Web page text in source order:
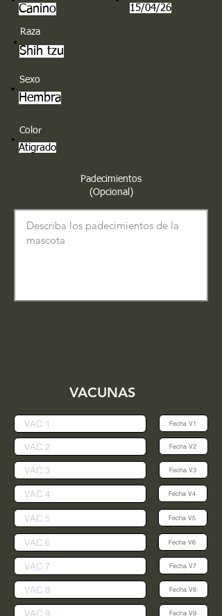
Canino 15/04/26
Raza
Shih tzu
Sexo
Hembra
Color
Atigrado
Padecimientos
(Opcional)
VACUNAS